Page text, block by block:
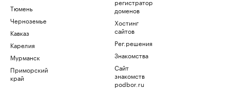
Тюмень
Черноземье
Кавказ
Карелия
Мурманск
Приморский
край
доменов
Хостинг
сайтов
Рег.решения
Знакомства
Сайт
знакомств
podbor.ru